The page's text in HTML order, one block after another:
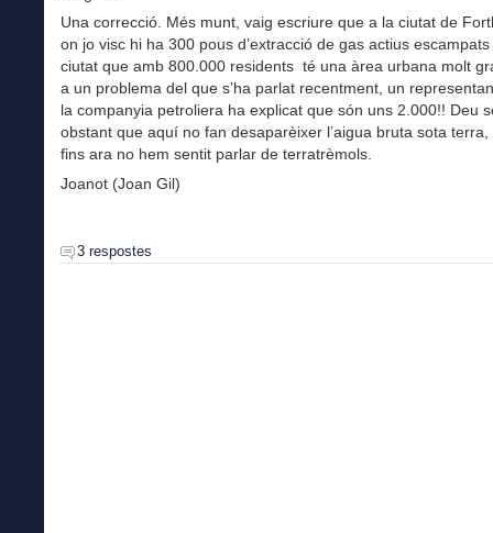
Una correcció. Més munt, vaig escriure que a la ciutat de
on jo visc hi ha 300 pous d’extracció de gas actius
ciutat que amb 800.000 residents té una àrea urbana molt
a un problema del que s’ha parlat recentment, un
la companyia petroliera ha explicat que són uns 2.000!! Deu
obstant que aquí no fan desaparèixer l’aigua bruta sota
fins ara no hem sentit parlar de terratrèmols.
Joanot (Joan Gil)
3 respostes